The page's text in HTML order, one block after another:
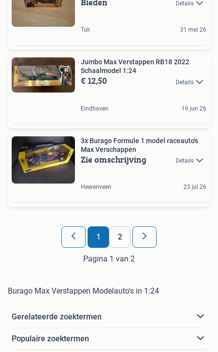
Details
Tuk 31 mei 26
Jumbo Max Verstappen RB18 2022
Schaalmodel 1:24
€ 12,50 Details
Eindhoven 19 jun 26
3x Burago Formule 1 model raceauto's
Max Verschappen
Zie omschrijving Details
Heerenveen 23 jul 26
1 2
Pagina 1 van 2
Burago Max Verstappen Modelauto's in 1:24
Gerelateerde zoektermen
Populaire zoektermen